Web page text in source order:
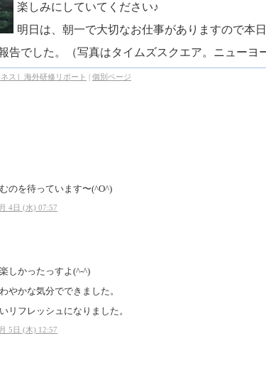
楽しみにしていてください♪
明日は、朝一で大切なお仕事がありますので本
告でした。
（写真はタイムズスクエア。 ニューヨ
ネス］海外研修リポート | 個別ページ
のを待っています〜(^O^)
4日 (水) 07:57
しかったっすよ(^-^)
やかな気分でできました。
リフレッシュになりました。
5日 (木) 12:57